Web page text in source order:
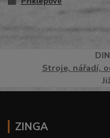
Stroje, nářadí,
ZINGA